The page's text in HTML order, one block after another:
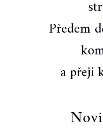
Předem
a přeji